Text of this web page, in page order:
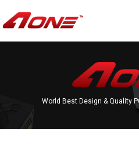
World Best Design & Quality